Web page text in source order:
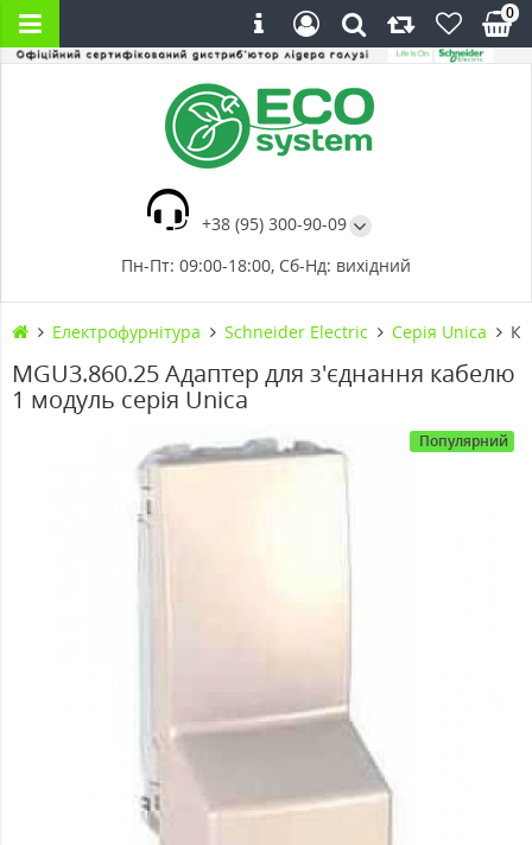
+38 (95) 300-90-09
Пн-Пт: 09:00-18:00, Сб-Нд: вихідний
0
Електрофурнітура Schneider Electric Cерія Unica
MGU3.860.25 Адаптер для з'єднання кабелю
1 модуль серія Unica
Популярний